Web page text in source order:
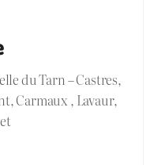
du Tarn – Castres,
Carmaux , Lavaur,